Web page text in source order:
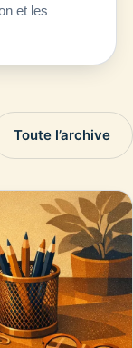
et les
Toute l’archive